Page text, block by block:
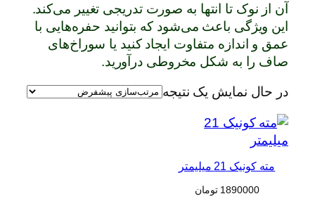
آن از نوک تا انتها به صورت تدریجی تغییر می‌کند.
این ویژگی باعث می‌شود که بتوانید حفره‌هایی با
عمق و اندازه متفاوت ایجاد کنید یا سوراخ‌های
صاف را به شکل مخروطی درآورید.
در حال نمایش یک نتیجه
مته کونیک 21 میلیمتر
1890000 تومان